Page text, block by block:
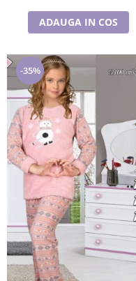
ADAUGA IN COS
-35%